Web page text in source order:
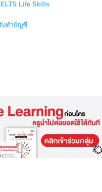
IELTS Life Skills
บทำบัญชี